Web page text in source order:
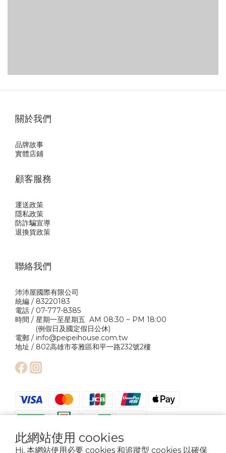
此網站使用 cookies
Hi, 本網站使用必要 cookies 和追蹤型 cookies 以確保
關於我們
品牌故事
實體店鋪
顧客服務
運送政策
隱私政策
防詐騙宣導
退換貨政策
聯絡我們
沛沛屋國際有限公司
統編 / 83220183
電話 / 07-777-8385
時間 / 星期一至星期五 AM 08:30 ~ PM 18:00
(例假日及國定假日公休)
電郵 / info@peipeihouse.com.tw
地址 / 802高雄市苓雅區和平一路232號2樓